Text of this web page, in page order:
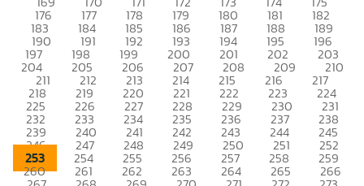
176 177 178 179 180 181 182
183 184 185 186 187 188 189
190 191 192 193 194 195 196
197 198 199 200 201 202 203
204 205 206 207 208 209 210
211 212 213 214 215 216 217
218 219 220 221 222 223 224
225 226 227 228 229 230 231
232 233 234 235 236 237 238
239 240 241 242 243 244 245
246 247 248 249 250 251 252
253 254 255 256 257 258 259
260 261 262 263 264 265 266